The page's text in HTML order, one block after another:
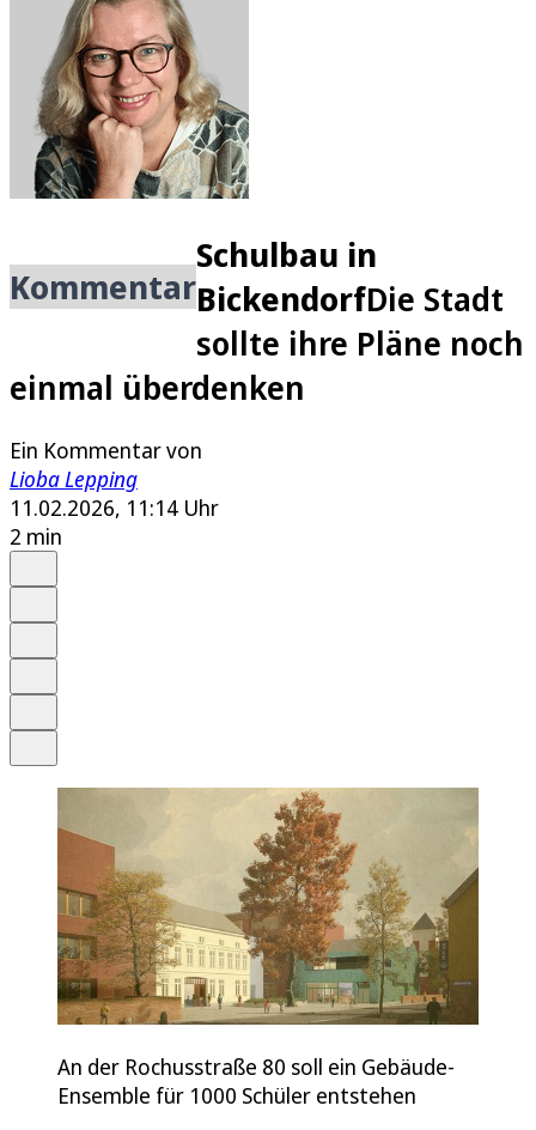
Kommentar
Schulbau in
BickendorfDie Stadt
sollte ihre Pläne noch
einmal überdenken
Ein Kommentar von
Lioba Lepping
11.02.2026, 11:14 Uhr
2 min
An der Rochusstraße 80 soll ein Gebäude-
Ensemble für 1000 Schüler entstehen